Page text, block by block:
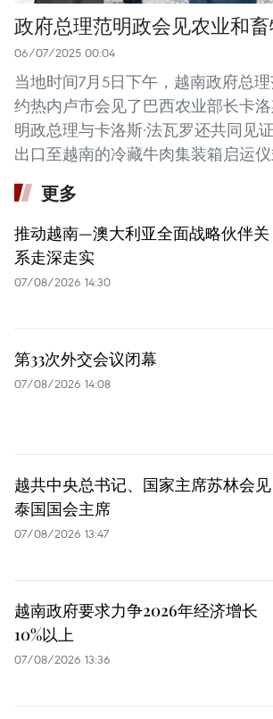
政府总理范明政会见农业和
06/07/2025 00:04
当地时间7月5日下午，越南政府总
约热内卢市会见了巴西农业部长卡
明政总理与卡洛斯·法瓦罗还共同见
出口至越南的冷藏牛肉集装箱启运仪
更多
推动越南—澳大利亚全面战略伙伴关
系走深走实
07/08/2026 14:30
第33次外交会议闭幕
07/08/2026 14:08
越共中央总书记、国家主席苏林会见
泰国国会主席
07/08/2026 13:47
越南政府要求力争2026年经济增长
10%以上
07/08/2026 13:36